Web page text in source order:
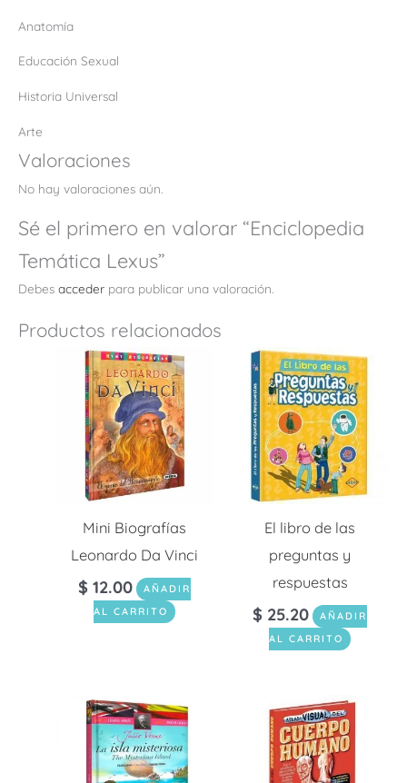
Anatomía
Educación Sexual
Historia Universal
Arte
Valoraciones
No hay valoraciones aún.
Sé el primero en valorar “Enciclopedia
Temática Lexus”
Debes acceder para publicar una valoración.
Productos relacionados
Mini Biografías
Leonardo Da Vinci
$ 12.00
AÑADIR
AL CARRITO
El libro de las
preguntas y
respuestas
$ 25.20
AÑADIR
AL CARRITO